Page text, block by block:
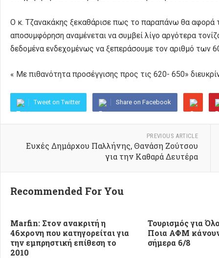
Ο κ. Τζανακάκης ξεκαθάρισε πως το παραπάνω θα αφορά
αποσυμφόρηση αναμένεται να συμβεί λίγο αργότερα
δεδομένα ενδεχομένως να ξεπεράσουμε τον αριθμό των
« Με πιθανότητα προσέγγισης προς τις 620- 650»
Tweet on Twitter Share on Facebook
PREVIOUS ARTICLE
Ευχές Δημάρχου Παλλήνης, Θανάση Ζούτσου
για την Καθαρά Δευτέρα
Recommended For You
Marfin: Στον ανακριτή η
46χρονη που κατηγορείται για
την εμπρηστική επίθεση το
2010
Τουρισμός για
Ποια ΑΦΜ
σήμερα 6/8